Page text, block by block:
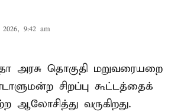
9:42 am
அரசு தொகுதி மறுவரையறை
சிறப்பு கூட்டத்தைக்
ஆலோசித்து வருகிறது.